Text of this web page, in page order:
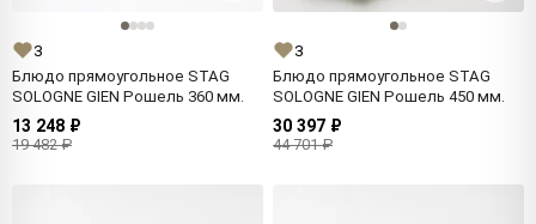
3
Блюдо прямоугольное STAG
SOLOGNE GIEN Рошель 360 мм.
13 248 ₽
19 482 ₽
3
Блюдо прямоугольное STAG
SOLOGNE GIEN Рошель 450 мм.
30 397 ₽
44 701 ₽